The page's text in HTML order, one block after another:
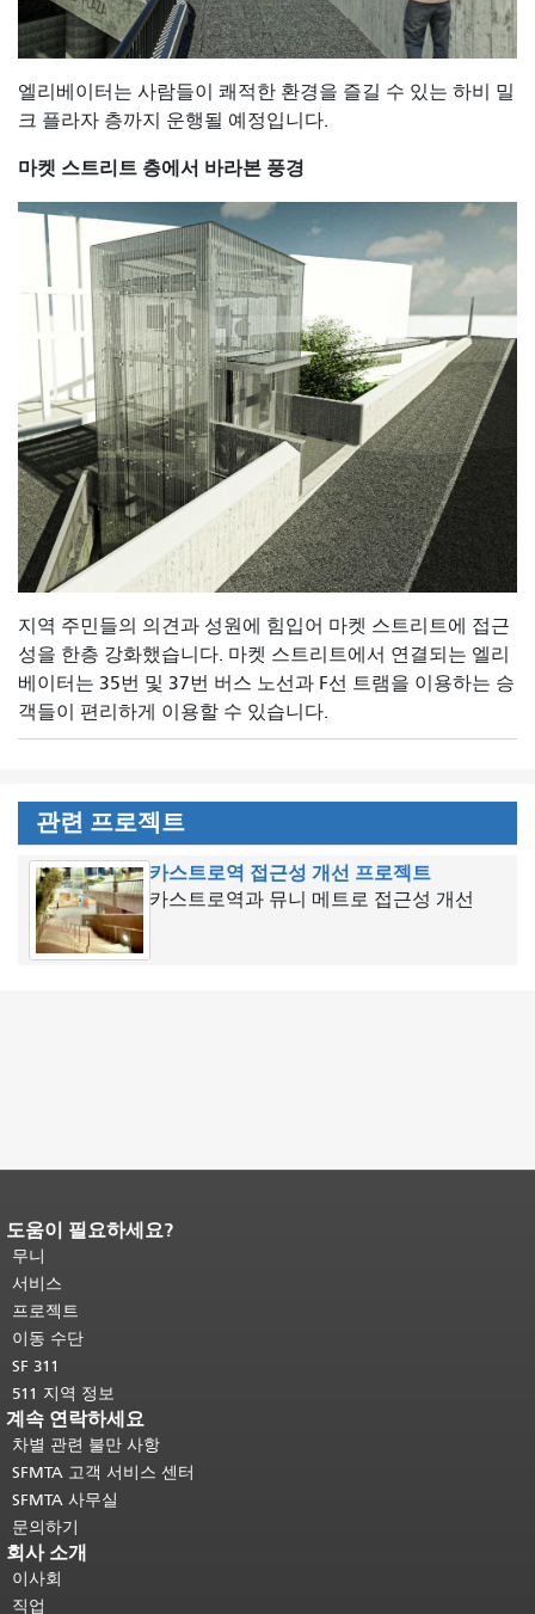
엘리베이터는 사람들이 쾌적한 환경을 즐길 수 있는 하비 밀
크 플라자 층까지 운행될 예정입니다.
마켓 스트리트 층에서 바라본 풍경
지역 주민들의 의견과 성원에 힘입어 마켓 스트리트에 접근
성을 한층 강화했습니다. 마켓 스트리트에서 연결되는 엘리
베이터는 35번 및 37번 버스 노선과 F선 트램을 이용하는 승
객들이 편리하게 이용할 수 있습니다.
관련 프로젝트
카스트로역 접근성 개선 프로젝트
카스트로역과 뮤니 메트로 접근성 개선
페이지 내용 끝입니다.이 페이지의 나
머지 내용은 모든 페이지에 반복됩니
다.메인 콘텐츠 상단으로 돌아가려면
여기를 클릭하십시오
도움이 필요하세요?
무니
서비스
프로젝트
이동 수단
SF 311
511 지역 정보
계속 연락하세요
차별 관련 불만 사항
SFMTA 고객 서비스 센터
SFMTA 사무실
문의하기
회사 소개
이사회
직업